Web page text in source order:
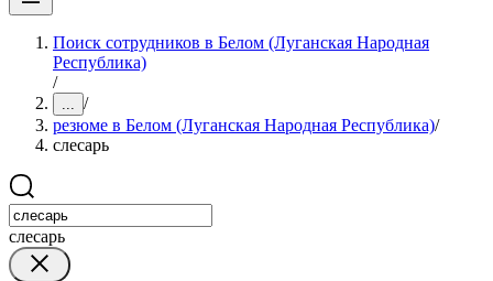
Поиск сотрудников в Белом (Луганская Народная
Республика)
/
... /
резюме в Белом (Луганская Народная Республика)/
слесарь
слесарь